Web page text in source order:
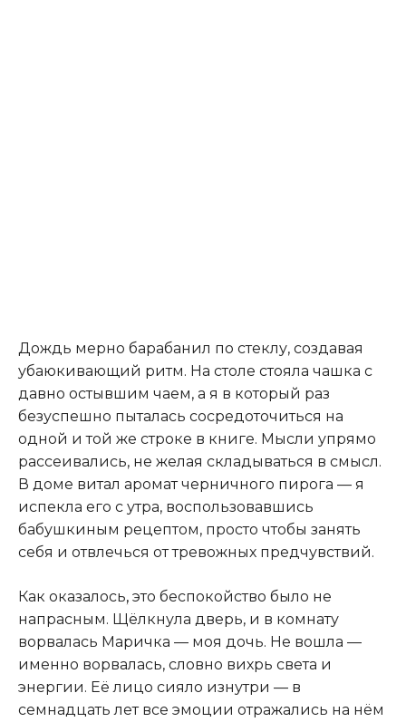
Дождь мерно барабанил по стеклу, создавая
убаюкивающий ритм. На столе стояла чашка с
давно остывшим чаем, а я в который раз
безуспешно пыталась сосредоточиться на
одной и той же строке в книге. Мысли упрямо
рассеивались, не желая складываться в смысл.
В доме витал аромат черничного пирога — я
испекла его с утра, воспользовавшись
бабушкиным рецептом, просто чтобы занять
себя и отвлечься от тревожных предчувствий.
Как оказалось, это беспокойство было не
напрасным. Щёлкнула дверь, и в комнату
ворвалась Маричка — моя дочь. Не вошла —
именно ворвалась, словно вихрь света и
энергии. Её лицо сияло изнутри — в
семнадцать лет все эмоции отражались на нём